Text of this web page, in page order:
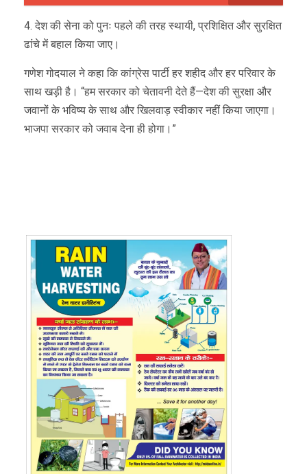
4. देश की सेना को पुनः पहले की तरह स्थायी, प्रशिक्षित और सुरक्षित
ढांचे में बहाल किया जाए।
गणेश गोदयाल ने कहा कि कांग्रेस पार्टी हर शहीद और हर परिवार के
साथ खड़ी है। “हम सरकार को चेतावनी देते हैं—देश की सुरक्षा और
जवानों के भविष्य के साथ और खिलवाड़ स्वीकार नहीं किया जाएगा।
भाजपा सरकार को जवाब देना ही होगा।”